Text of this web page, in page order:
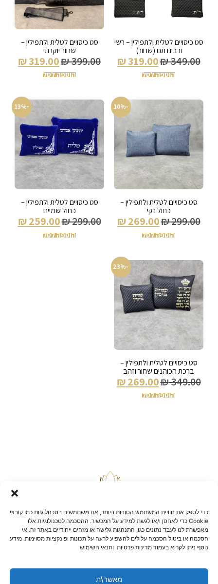
כדי לספק את חוויית המשתמש הטובות ביותר, אנו משתמשים בטכנולוגיות כמו קובצי
Cookie כדי לאחסן ו/או לגשת למידע על המכשיר. ההסכמה לטכנולוגיות אלו
מאפשרת לנו לעבד נתונים כגון התנהגות גלישה או מזהים ייחודיים באתר זה. אי
הסכמה או ביטול הסכמה עלולים להשפיע לרעה על תכונות ופונקציות מסוימות. מידע
נוסף ניתן לקרוא בעמוד מדינות פרטיות ותנאי השימוש
מאשר\ת
סט כיסויים לטלית ולתפילין – רשי
ורבינו תם (שחור)
₪349.00
₪319.00
הוספה לסל
סט כיסויים לטלית ולתפילין –
שחור יוקרתי
₪399.00
₪319.00
הוספה לסל
-10%
סט כיסויים לטלית ולתפילין –
כחול נקי
₪299.00
₪269.00
הוספה לסל
-13%
סט כיסויים לטלית ולתפילין –
כחול שמיים
₪299.00
₪259.00
הוספה לסל
-23%
סט כיסויים לטלית ולתפילין –
ברכת הכוהנים שחור וזהב
₪349.00
₪269.00
הוספה לסל
בלוג
שאלות ותשובות
תקנון אתר